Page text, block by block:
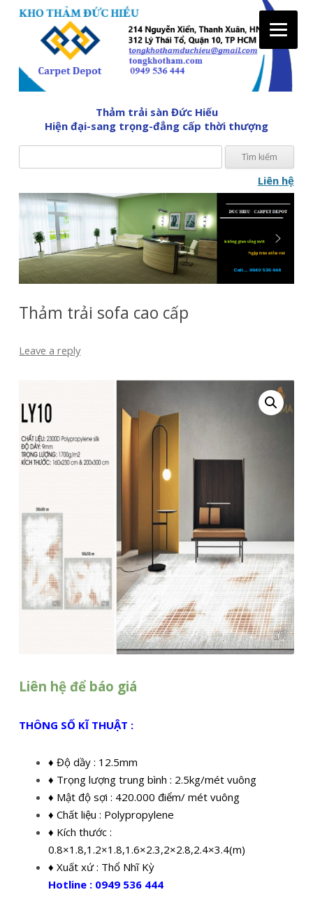
Thảm trải sàn Đức Hiếu
Hiện đại-sang trọng-đẳng cấp thời thượng
Liên hệ
Skip
to
content
Thảm trải sofa cao cấp
Leave a reply
Liên hệ để báo giá
THÔNG SỐ KĨ THUẬT :
♦ Độ dầy : 12.5mm
♦ Trọng lượng trung bình : 2.5kg/mét vuông
♦ Mật độ sợi : 420.000 điểm/ mét vuông
♦ Chất liệu : Polypropylene
♦ Kích thước :
0.8×1.8,1.2×1.8,1.6×2.3,2×2.8,2.4×3.4(m)
♦ Xuất xứ : Thổ Nhĩ Kỳ
Hotline : 0949 536 444